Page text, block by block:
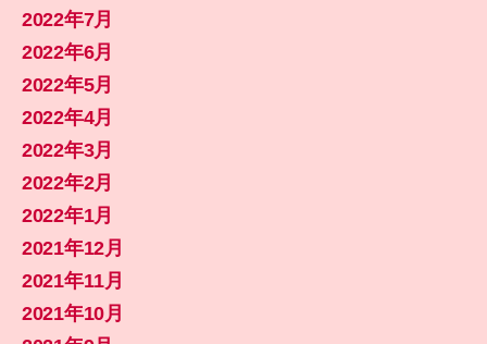
2022年7月
2022年6月
2022年5月
2022年4月
2022年3月
2022年2月
2022年1月
2021年12月
2021年11月
2021年10月